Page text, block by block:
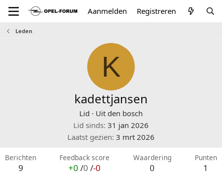
Aanmelden Registreren
Leden
K
kadettjansen
Lid · Uit den bosch
Lid sinds 31 jan 2026
Laatst gezien 3 mrt 2026
Berichten
9
Feedback score
+0 /0 /-0
Waardering
0
Punten
1